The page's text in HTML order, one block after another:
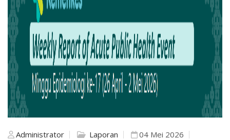
Administrator Laporan
04 Mei 2026